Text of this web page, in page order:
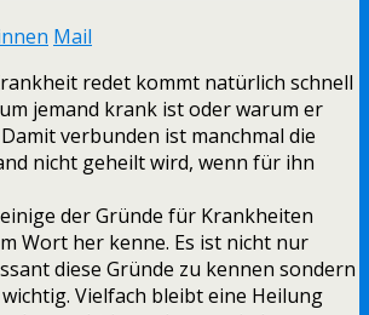
Mail
redet kommt natürlich schnell
jemand krank ist oder warum er
verbunden ist manchmal die
nicht geheilt wird, wenn für ihn
der Gründe für Krankheiten
Wort her kenne. Es ist nicht nur
diese Gründe zu kennen sondern
Vielfach bleibt eine Heilung